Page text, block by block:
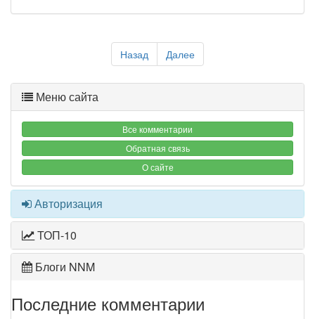
Назад Далее
Меню сайта
Все комментарии
Обратная связь
О сайте
Авторизация
ТОП-10
Блоги NNM
Последние комментарии